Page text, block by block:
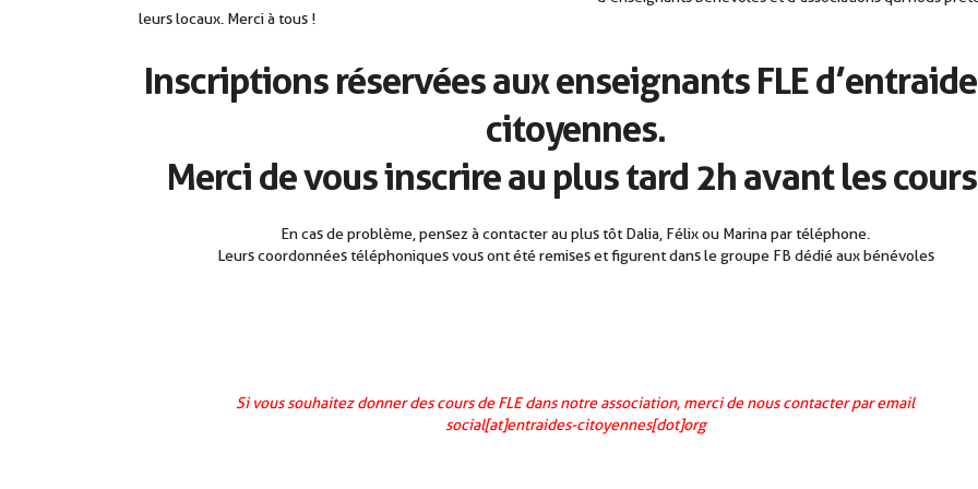
leurs locaux. Merci à tous !
Inscriptions réservées aux enseignants FLE
citoyennes.
Merci de vous inscrire au plus tard 2h avant les
En cas de problème, pensez à contacter au plus tôt Dalia, Félix ou Marina par téléphone.
Leurs coordonnées téléphoniques vous ont été remises et figurent dans le groupe FB dédié aux bénévoles
Si vous souhaitez donner des cours de FLE dans notre association, merci de nous contacter par email
social[at]entraides-citoyennes[dot]org